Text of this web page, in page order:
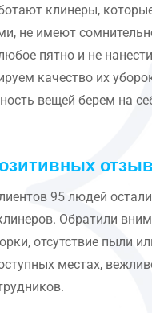
клинеры,
не имеют
пятно и не
качество их
вещей берем на
95 людей
Обратили
отсутствие пыли
местах,